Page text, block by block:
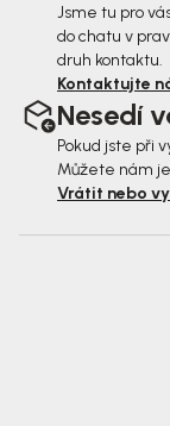
Jsme tu pro
do chatu v
druh kontaktu.
Kontaktujte
Nesedí
Pokud jste při
Můžete nám
Vrátit nebo